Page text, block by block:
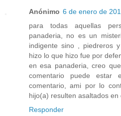
Anónimo 6 de enero de
para todas aquellas
panaderia, no es un
indigente sino , piedreros
hizo lo que hizo fue por
en esa panaderia, creo
comentario puede estar
comentario, ami por lo
hijo(a) resulten asaltados en
Responder